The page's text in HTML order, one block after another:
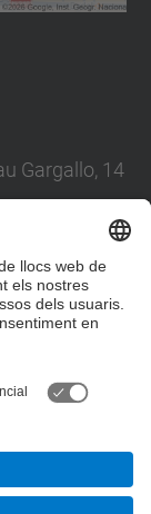
Gargallo, 14